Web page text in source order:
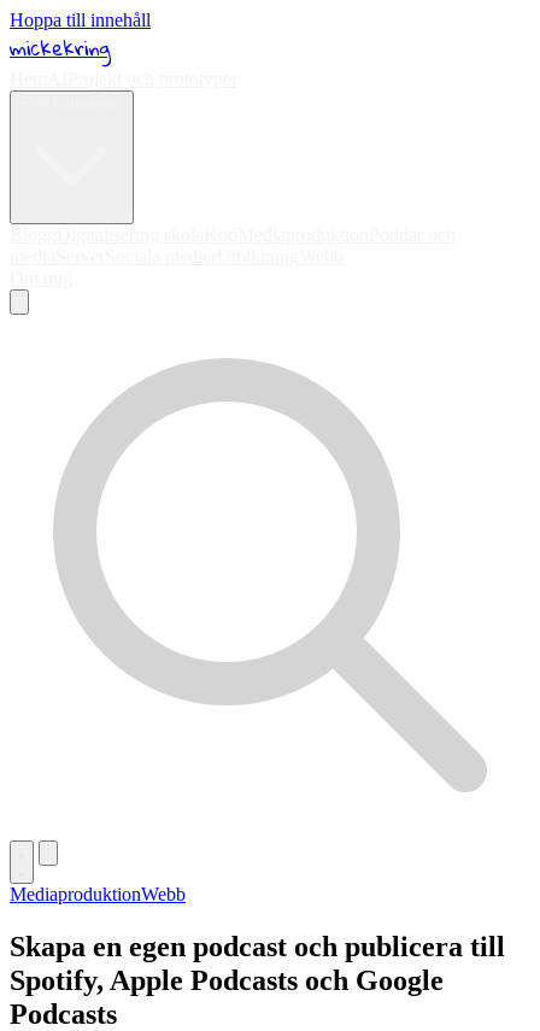
Hoppa till innehåll
mickekring
MediaproduktionWebb
Skapa en egen podcast och publicera till
Spotify, Apple Podcasts och Google
Podcasts